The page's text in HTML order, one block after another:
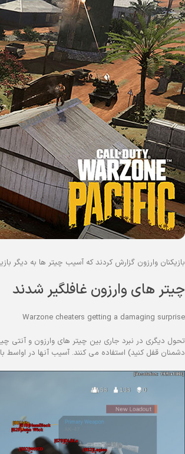
بازیکنان وارزون گزارش کردند که آسیب چیتر ها به دیگر
چیتر های وارزون غافلگیر شدند
Warzone cheaters getting a damaging surprise
تحول دیگری در نبرد جاری بین چیتر های وارزون و آنتی
دشمنان قفل کنید) استفاده می کنند. آسیب آنها در